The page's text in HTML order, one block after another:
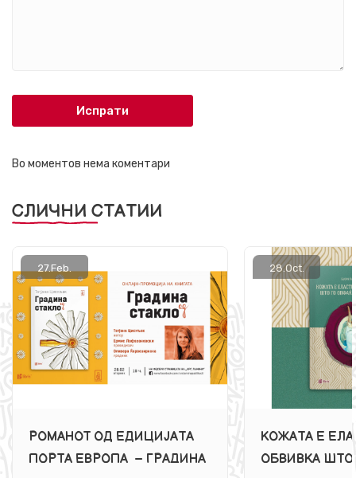
Испрати
Во моментов нема коментари
СЛИЧНИ СТАТИИ
27.Feb.
РОМАНОТ ОД ЕДИЦИЈАТА
ПОРТА ЕВРОПА – ГРАДИНА
28.Oct.
КОЖАТА Е
ОБВИВКА ШТО